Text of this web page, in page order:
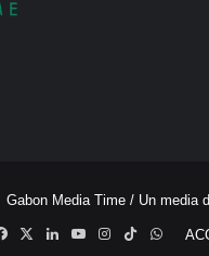
Gabon Media Time / Un media
Facebook
X LinkedinYouTubeInstagram
TikTok